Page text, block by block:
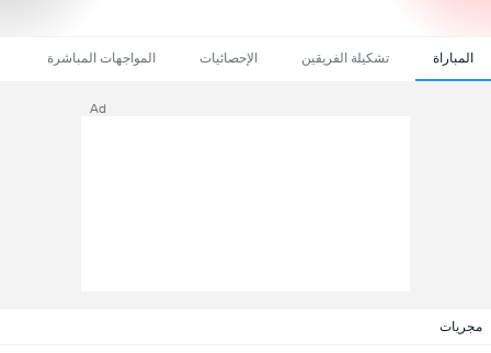
المباراة تشكيلة الفريقين الإحصائيات المواجهات المباشرة
Ad
مجريات